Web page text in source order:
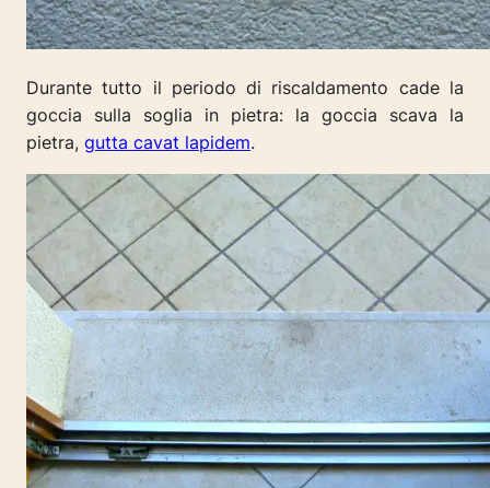
Durante tutto il periodo di riscaldamento cade la
goccia sulla soglia in pietra: la goccia scava la
pietra, gutta cavat lapidem.